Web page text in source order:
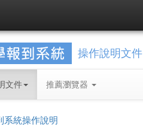
操作說明文件
文件 推薦瀏覽器
系統操作說明